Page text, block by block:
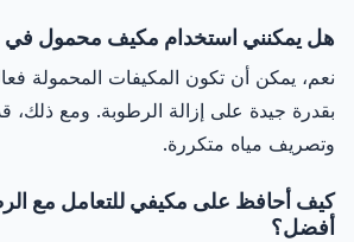
هل يمكنني استخدام مكيف محمول في
نعم، يمكن أن تكون المكيفات المحمولة
بقدرة جيدة على إزالة الرطوبة. ومع ذلك،
وتصريف مياه متكررة.
كيف أحافظ على مكيفي للتعامل مع
أفضل؟